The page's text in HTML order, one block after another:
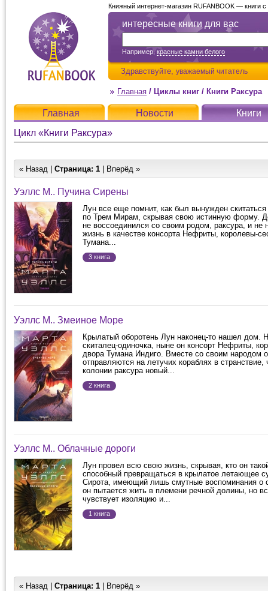
интересные книги для вас
Например,красные камни белого
Здравствуйте, уважаемый читатель
Книжный интернет-магазин RUFANBOOK — книги
Главная / Циклы книг / Книги Раксура
Главная Новости
Книги
Цикл «Книги Раксура»
« Назад | Страница: 1 | Вперёд »
Уэллс М.. Пучина Сирены
Лун все еще помнит, как был вынужден скитаться
по Трем Мирам, скрывая свою истинную форму.
не воссоединился со своим родом, раксура, и не
жизнь в качестве консорта Нефриты, королевы-
Тумана...
3 книга
Уэллс М.. Змеиное Море
Крылатый оборотень Лун наконец-то нашел дом.
скиталец-одиночка, ныне он консорт Нефриты,
двора Тумана Индиго. Вместе со своим народом
отправляются на летучих кораблях в странствие,
колонии раксура новый...
2 книга
Уэллс М.. Облачные дороги
Лун провел всю свою жизнь, скрывая, кто он
способный превращаться в крылатое летающее
Сирота, имеющий лишь смутные воспоминания о
он пытается жить в племени речной долины, но
чувствует изоляцию и...
1 книга
« Назад | Страница: 1 | Вперёд »